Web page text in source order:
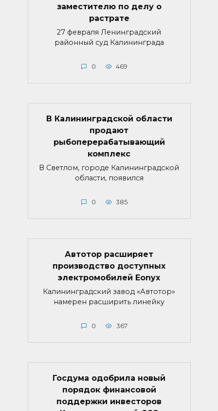
заместителю по делу о
растрате
27 февраля Ленинградский
районный суд Калининграда
0 469
В Калининградской области
продают
рыбоперерабатывающий
комплекс
В Светлом, городе Калининградской
области, появился
0 385
Автотор расширяет
производство доступных
электромобилей Eonyx
Калининградский завод «Автотор»
намерен расширить линейку
0 367
Госдума одобрила новый
порядок финансовой
поддержки инвесторов